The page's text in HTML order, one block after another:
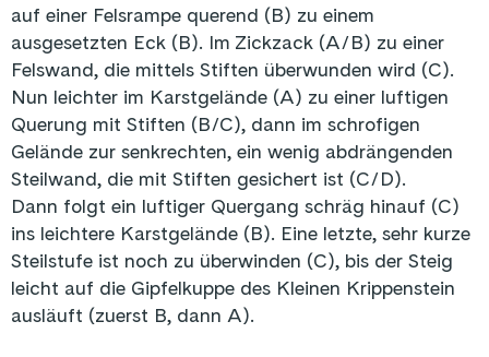
auf einer Felsrampe querend (B) zu einem
ausgesetzten Eck (B). Im Zickzack (A/B) zu einer
Felswand, die mittels Stiften überwunden wird (C).
Nun leichter im Karstgelände (A) zu einer luftigen
Querung mit Stiften (B/C), dann im schrofigen
Gelände zur senkrechten, ein wenig abdrängenden
Steilwand, die mit Stiften gesichert ist (C/D).
Dann folgt ein luftiger Quergang schräg hinauf (C)
ins leichtere Karstgelände (B). Eine letzte, sehr kurze
Steilstufe ist noch zu überwinden (C), bis der Steig
leicht auf die Gipfelkuppe des Kleinen Krippenstein
ausläuft (zuerst B, dann A).